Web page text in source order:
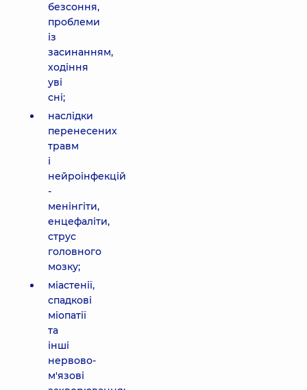
безсоння,
проблеми
із
засинанням,
ходіння
уві
сні;
наслідки
перенесених
травм
і
нейроінфекцій
-
менінгіти,
енцефаліти,
струс
головного
мозку;
міастенії,
спадкові
міопатії
та
інші
нервово-
м'язові